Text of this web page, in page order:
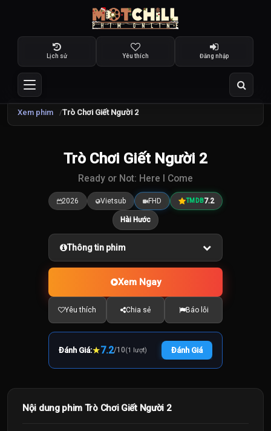
Lịch sử Yêu thích Đăng nhập
Xem phim Trò Chơi Giết Người 2
7.2 /10
Trò Chơi Giết Người 2
Ready or Not: Here I Come
2026 Vietsub FHD TMDB7.2
Hài Hước
Thông tin phim
Xem Ngay
Yêu thích Chia sẻ Báo lỗi
Đánh Giá:★7.2/10(1 lượt) Đánh Giá
Nội dung phim Trò Chơi Giết Người 2